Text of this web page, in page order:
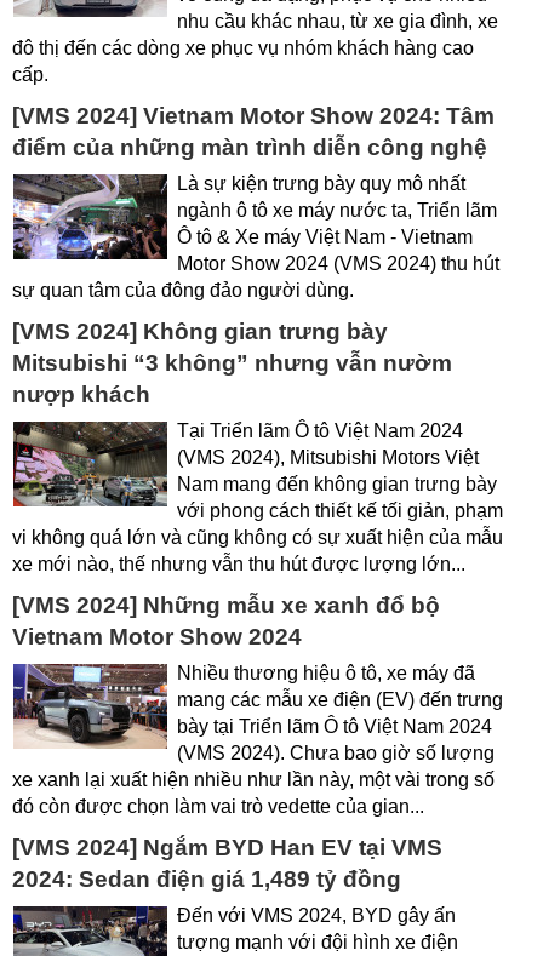
nhu cầu khác nhau, từ xe gia đình, xe
đô thị đến các dòng xe phục vụ nhóm khách hàng cao
cấp.
[VMS 2024] Vietnam Motor Show 2024: Tâm
điểm của những màn trình diễn công nghệ
Là sự kiện trưng bày quy mô nhất
ngành ô tô xe máy nước ta, Triển lãm
Ô tô & Xe máy Việt Nam - Vietnam
Motor Show 2024 (VMS 2024) thu hút
sự quan tâm của đông đảo người dùng.
[VMS 2024] Không gian trưng bày
Mitsubishi “3 không” nhưng vẫn nườm
nượp khách
Tại Triển lãm Ô tô Việt Nam 2024
(VMS 2024), Mitsubishi Motors Việt
Nam mang đến không gian trưng bày
với phong cách thiết kế tối giản, phạm
vi không quá lớn và cũng không có sự xuất hiện của mẫu
xe mới nào, thế nhưng vẫn thu hút được lượng lớn...
[VMS 2024] Những mẫu xe xanh đổ bộ
Vietnam Motor Show 2024
Nhiều thương hiệu ô tô, xe máy đã
mang các mẫu xe điện (EV) đến trưng
bày tại Triển lãm Ô tô Việt Nam 2024
(VMS 2024). Chưa bao giờ số lượng
xe xanh lại xuất hiện nhiều như lần này, một vài trong số
đó còn được chọn làm vai trò vedette của gian...
[VMS 2024] Ngắm BYD Han EV tại VMS
2024: Sedan điện giá 1,489 tỷ đồng
Đến với VMS 2024, BYD gây ấn
tượng mạnh với đội hình xe điện